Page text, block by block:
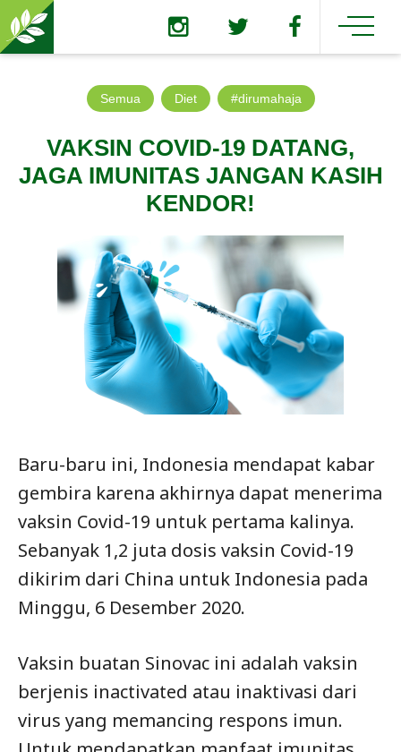
Semua Diet #dirumahaja
VAKSIN COVID-19 DATANG,
JAGA IMUNITAS JANGAN KASIH
KENDOR!
Baru-baru ini, Indonesia mendapat kabar
gembira karena akhirnya dapat menerima
vaksin Covid-19 untuk pertama kalinya.
Sebanyak 1,2 juta dosis vaksin Covid-19
dikirim dari China untuk Indonesia pada
Minggu, 6 Desember 2020.
Vaksin buatan Sinovac ini adalah vaksin
berjenis inactivated atau inaktivasi dari
virus yang memancing respons imun.